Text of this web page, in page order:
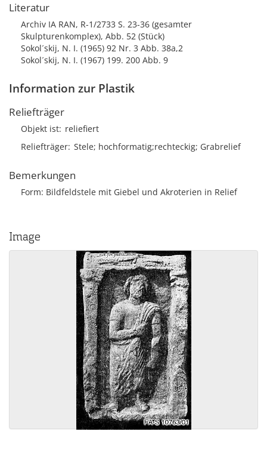
Literatur
Archiv IA RAN, R-1/2733 S. 23-36 (gesamter
Skulpturenkomplex), Abb. 52 (Stück)
Sokol´skij, N. I. (1965) 92 Nr. 3 Abb. 38a,2
Sokol´skij, N. I. (1967) 199. 200 Abb. 9
Information zur Plastik
Reliefträger
Objekt ist reliefiert
Reliefträger Stele; hochformatig;rechteckig; Grabrelief
Bemerkungen
Form: Bildfeldstele mit Giebel und Akroterien in Relief
Image